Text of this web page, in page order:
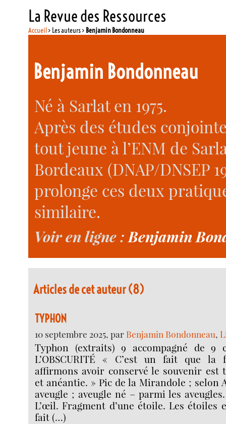
La Revue des Ressources
Accueil> Les auteurs > Benjamin Bondonneau
Benjamin Bondonneau
Né à Sarlat en 1975.
Après des études
tout jeune à l’ENM de
Bordeaux (DNAP/DNSEP
prolonge ces deux
similaire.
Voir en ligne : Benjamin
Articles de cet auteur (8)
TYPHON
10 septembre 2025, par Benjamin Bondonneau,
Typhon (extraits) 9 accompagné de
L’OBSCURITÉ « C’est un fait que
affirmons avoir conservé le souvenir est
et anéantie. » Pic de la Mirandole ; selon
aveugle ; aveugle né – parmi les
L’œil. Fragment d’une étoile. Les étoiles
fait (…)